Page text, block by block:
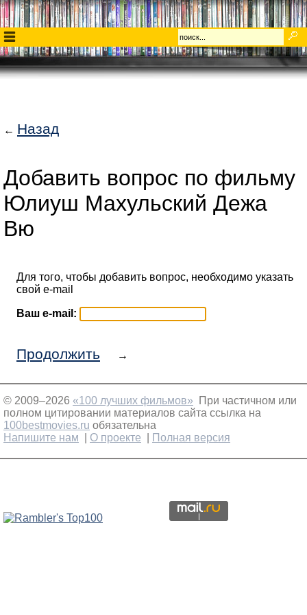
← Назад
Добавить вопрос по фильму
Юлиуш Махульский Дежа
Вю
Для того, чтобы добавить вопрос, необходимо указать
свой e-mail
Ваш e-mail:
Продолжить →
© 2009–2026 «100 лучших фильмов» При частичном или
полном цитировании материалов сайта ссылка на
100bestmovies.ru обязательна
Напишите нам
О проекте Полная версия